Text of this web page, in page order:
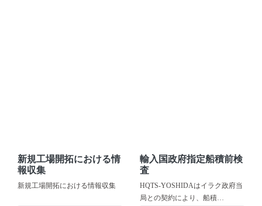
新規工場開拓における情
報収集
新規工場開拓における情報収集
輸入国政府指定船積前検
査
HQTS-YOSHIDAはイラク政府当
局との契約により、船積…